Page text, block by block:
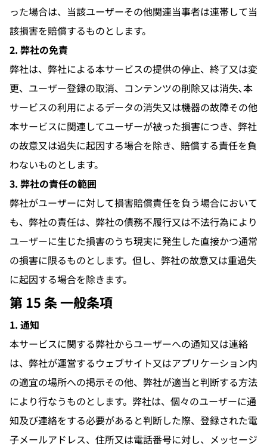
った場合は、当該ユーザーその他関連当事者は連帯して当
該損害を賠償するものとします。
2. 弊社の免責
弊社は、弊社による本サービスの提供の停止、終了又は変
更、ユーザー登録の取消、コンテンツの削除又は消失､本
サービスの利用によるデータの消失又は機器の故障その他
本サービスに関連してユーザーが被った損害につき、弊社
の故意又は過失に起因する場合を除き、賠償する責任を負
わないものとします。
3. 弊社の責任の範囲
弊社がユーザーに対して損害賠償責任を負う場合において
も、弊社の責任は、弊社の債務不履行又は不法行為により
ユーザーに生じた損害のうち現実に発生した直接かつ通常
の損害に限るものとします。但し、弊社の故意又は重過失
に起因する場合を除きます。
第 15 条 一般条項
1. 通知
本サービスに関する弊社からユーザーへの通知又は連絡
は、弊社が運営するウェブサイト又はアプリケーション内
の適宜の場所への掲示その他、弊社が適当と判断する方法
により行なうものとします。弊社は、個々のユーザーに通
知及び連絡をする必要があると判断した際、登録された電
子メールアドレス、住所又は電話番号に対し、メッセージ